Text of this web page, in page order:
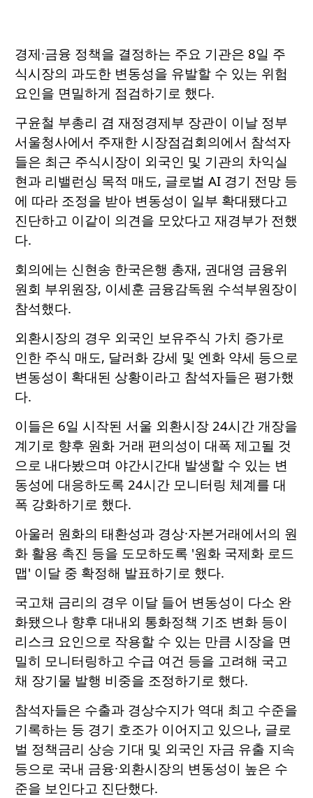
경제·금융 정책을 결정하는 주요 기관은 8일 주
식시장의 과도한 변동성을 유발할 수 있는 위험
요인을 면밀하게 점검하기로 했다.
구윤철 부총리 겸 재정경제부 장관이 이날 정부
서울청사에서 주재한 시장점검회의에서 참석자
들은 최근 주식시장이 외국인 및 기관의 차익실
현과 리밸런싱 목적 매도, 글로벌 AI 경기 전망 등
에 따라 조정을 받아 변동성이 일부 확대됐다고
진단하고 이같이 의견을 모았다고 재경부가 전했
다.
회의에는 신현송 한국은행 총재, 권대영 금융위
원회 부위원장, 이세훈 금융감독원 수석부원장이
참석했다.
외환시장의 경우 외국인 보유주식 가치 증가로
인한 주식 매도, 달러화 강세 및 엔화 약세 등으로
변동성이 확대된 상황이라고 참석자들은 평가했
다.
이들은 6일 시작된 서울 외환시장 24시간 개장을
계기로 향후 원화 거래 편의성이 대폭 제고될 것
으로 내다봤으며 야간시간대 발생할 수 있는 변
동성에 대응하도록 24시간 모니터링 체계를 대
폭 강화하기로 했다.
아울러 원화의 태환성과 경상·자본거래에서의 원
화 활용 촉진 등을 도모하도록 '원화 국제화 로드
맵' 이달 중 확정해 발표하기로 했다.
국고채 금리의 경우 이달 들어 변동성이 다소 완
화됐으나 향후 대내외 통화정책 기조 변화 등이
리스크 요인으로 작용할 수 있는 만큼 시장을 면
밀히 모니터링하고 수급 여건 등을 고려해 국고
채 장기물 발행 비중을 조정하기로 했다.
참석자들은 수출과 경상수지가 역대 최고 수준을
기록하는 등 경기 호조가 이어지고 있으나, 글로
벌 정책금리 상승 기대 및 외국인 자금 유출 지속
등으로 국내 금융·외환시장의 변동성이 높은 수
준을 보인다고 진단했다.